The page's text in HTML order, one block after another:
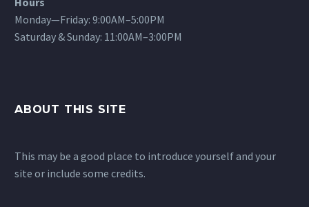
Monday—Friday: 9:00AM–5:00PM
Saturday & Sunday: 11:00AM–3:00PM
ABOUT THIS SITE
This may be a good place to introduce yourself and your
site or include some credits.